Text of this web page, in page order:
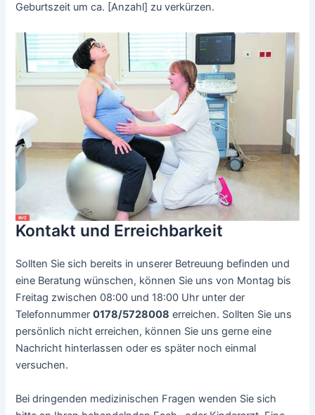
Geburtszeit um ca. [Anzahl] zu verkürzen.
Kontakt und Erreichbarkeit
Sollten Sie sich bereits in unserer Betreuung befinden und
eine Beratung wünschen, können Sie uns von Montag bis
Freitag zwischen 08:00 und 18:00 Uhr unter der
Telefonnummer0178/5728008 erreichen. Sollten Sie uns
persönlich nicht erreichen, können Sie uns gerne eine
Nachricht hinterlassen oder es später noch einmal
versuchen.
Bei dringenden medizinischen Fragen wenden Sie sich